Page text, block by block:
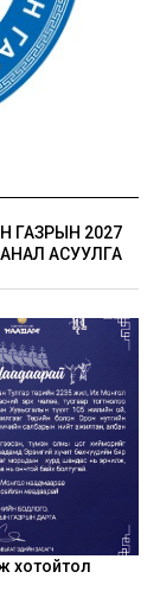
ГАЗРЫН 2027
АСУУЛГА
хотойтол